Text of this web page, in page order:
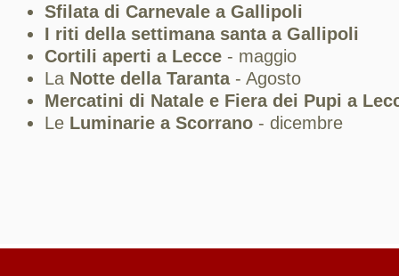
Sfilata di Carnevale a Gallipoli
I riti della settimana santa a Gallipoli
Cortili aperti a Lecce - maggio
La Notte della Taranta- Agosto
Mercatini di Natale e Fiera dei Pupi a
Le Luminarie a Scorrano - dicembre